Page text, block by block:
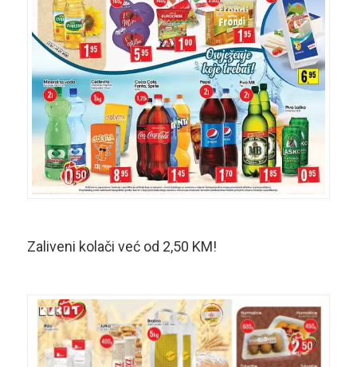
Zaliveni kolači već od 2,50 KM!